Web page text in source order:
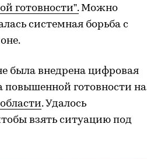
готовности”.Можно
системная борьба с
была внедрена цифровая
готовности на
. Удалось
взять ситуацию под